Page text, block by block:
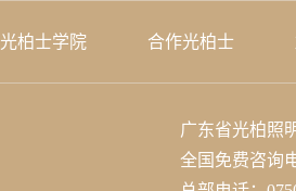
光柏士学院 合作光柏士
广东省光柏照
全国免费咨询